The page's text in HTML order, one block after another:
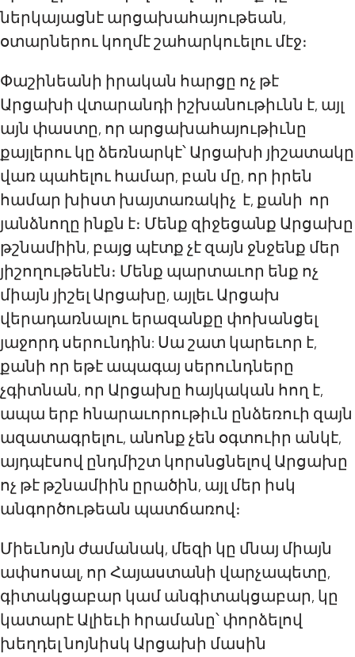
ներկայացնէ արցախահայութեան,
օտարներու կողմէ շահարկուելու մէջ։
Փաշինեանի իրական հարցը ոչ թէ
Արցախի վտարանդի իշխանութիւնն է, այլ
այն փաստը, որ արցախահայութիւնը
քայլերու կը ձեռնարկէ՝ Արցախի յիշատակը
վառ պահելու համար, բան մը, որ իրեն
համար խիստ խայտառակիչ է, քանի որ
յանձնողը ինքն է։ Մենք զիջեցանք Արցախը
թշնամիին, բայց պէտք չէ զայն ջնջենք մեր
յիշողութենէն։ Մենք պարտաւոր ենք ոչ
միայն յիշել Արցախը, այլեւ Արցախ
վերադառնալու երազանքը փոխանցել
յաջորդ սերունդին: Սա շատ կարեւոր է,
քանի որ եթէ ապագայ սերունդները
չգիտնան, որ Արցախը հայկական հող է,
ապա երբ հնարաւորութիւն ընձեռուի զայն
ազատագրելու, անոնք չեն օգտուիր անկէ,
այդպէսով ընդմիշտ կորսնցնելով Արցախը
ոչ թէ թշնամիին ըրածին, այլ մեր իսկ
անգործութեան պատճառով։
Միեւնոյն ժամանակ, մեզի կը մնայ միայն
ափսոսալ, որ Հայաստանի վարչապետը,
գիտակցաբար կամ անգիտակցաբար, կը
կատարէ Ալիեւի հրամանը՝ փորձելով
խեղդել նոյնիսկ Արցախի մասին